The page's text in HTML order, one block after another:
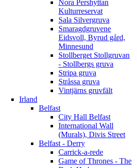
Nora Pershyttan
Kulturreservat
Sala Silvergruva
Smaragdgruvene
Eidsvoll, Byrud gård,
Minnesund
Stollberget Stollgruvan
- Stollbergs gruva
Stripa gruva
Stråssa gruva
Vintjärns gruvfält
Irland
Belfast
City Hall Belfast
International Wall
(Murals), Divis Street
Belfast - Derry
Carrick-a-rede
Game of Thrones - The